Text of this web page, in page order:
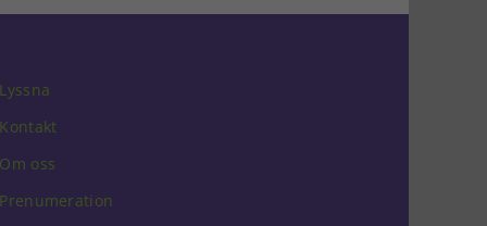
Lyssna
Kontakt
Om oss
Prenumeration